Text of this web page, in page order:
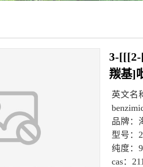
3-[[[2-
羰基]
英文名
品牌：
型号：
纯度：
cas：